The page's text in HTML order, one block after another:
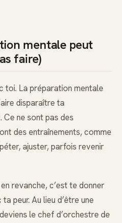
mentale peut
faire)
toi. La préparation mentale
disparaître ta
Ce ne sont pas des
des entraînements, comme
ajuster, parfois revenir
revanche, c’est te donner
peur. Au lieu d’être une
le chef d’orchestre de